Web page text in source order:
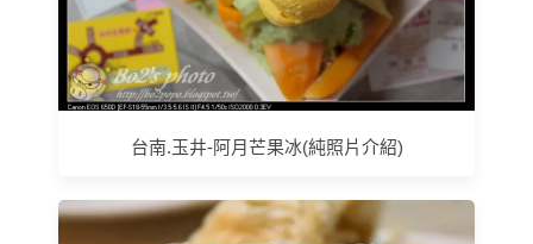
台南.玉井-阿月芒果冰(純照片介紹)